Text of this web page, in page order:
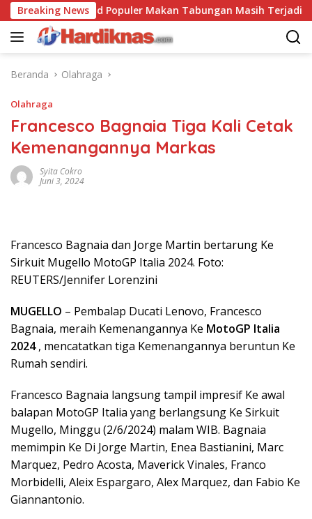
Langsung
ke
konten
Breaking News
Trend Populer Makan Tabungan Masih Terjadi?
Beranda Olahraga
Olahraga
Francesco Bagnaia Tiga Kali Cetak
Kemenangannya Markas
Syita Cokro
Juni 3, 2024
Francesco Bagnaia dan Jorge Martin bertarung Ke
Sirkuit Mugello MotoGP Italia 2024. Foto:
REUTERS/Jennifer Lorenzini
MUGELLO – Pembalap Ducati Lenovo, Francesco
Bagnaia, meraih Kemenangannya Ke MotoGP Italia
2024, mencatatkan tiga Kemenangannya beruntun Ke
Rumah sendiri.
Francesco Bagnaia langsung tampil impresif Ke awal
balapan MotoGP Italia yang berlangsung Ke Sirkuit
Mugello, Minggu (2/6/2024) malam WIB. Bagnaia
memimpin Ke Di Jorge Martin, Enea Bastianini, Marc
Marquez, Pedro Acosta, Maverick Vinales, Franco
Morbidelli, Aleix Espargaro, Alex Marquez, dan Fabio Ke
Giannantonio.